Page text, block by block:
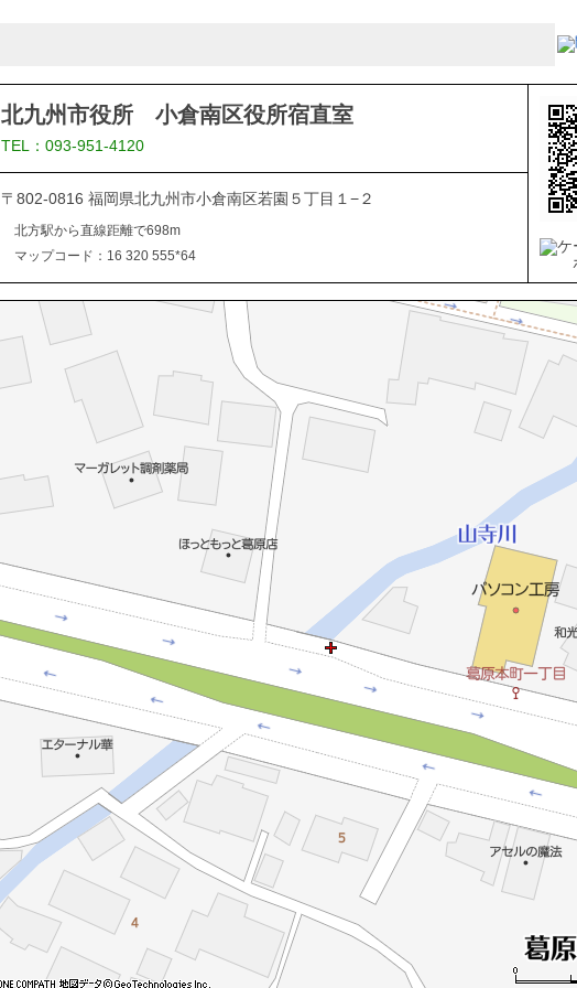
北九州市役所 小倉南区役所宿直室
TEL：093-951-4120
〒802-0816 福岡県北九州市小倉南区若園５丁目１−２
北方駅から直線距離で698m
マップコード：16 320 555*64